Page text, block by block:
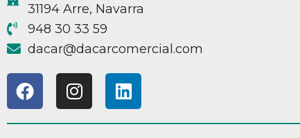
31194 Arre, Navarra
948 30 33 59
moc.laicremocracad
@racad
F
a
c
I
n
s
L
i
n